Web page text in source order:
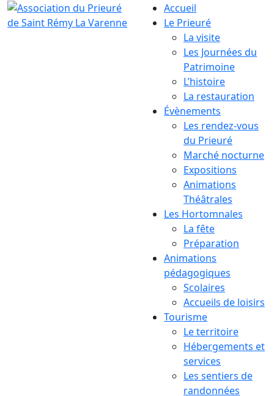
Accueil
Le Prieuré
La visite
Les Journées du
Patrimoine
L’histoire
La restauration
Évènements
Les rendez-vous
du Prieuré
Marché nocturne
Expositions
Animations
Théâtrales
Les Hortomnales
La fête
Préparation
Animations
pédagogiques
Scolaires
Accueils de loisirs
Tourisme
Le territoire
Hébergements et
services
Les sentiers de
randonnées